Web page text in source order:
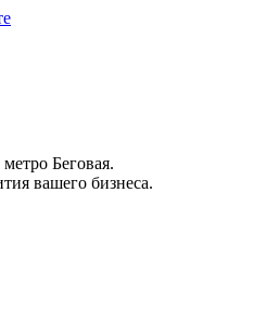
Беговая.
вашего бизнеса.